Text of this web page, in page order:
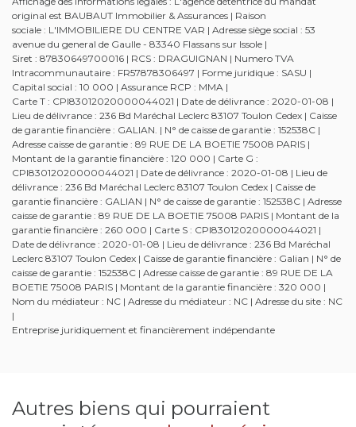
original est BAUBAUT Immobilier & Assurances | Raison
sociale : L'IMMOBILIERE DU CENTRE VAR | Adresse siège social : 53
avenue du general de Gaulle - 83340 Flassans sur Issole |
Siret : 87830649700016 | RCS : DRAGUIGNAN | Numero TVA
Intracommunautaire : FR57878306497 | Forme juridique : SASU |
Capital social : 10 000 | Assurance RCP : MMA |
Carte T : CPI83012020000044021 | Date de délivrance : 2020-01-08 |
Lieu de délivrance : 236 Bd Maréchal Leclerc 83107 Toulon Cedex | Caisse
de garantie financière : GALIAN. | N° de caisse de garantie : 152538C |
Adresse caisse de garantie : 89 RUE DE LA BOETIE 75008 PARIS |
Montant de la garantie financière : 120 000 | Carte G :
CPI83012020000044021 | Date de délivrance : 2020-01-08 | Lieu de
délivrance : 236 Bd Maréchal Leclerc 83107 Toulon Cedex | Caisse de
garantie financière : GALIAN | N° de caisse de garantie : 152538C | Adresse
caisse de garantie : 89 RUE DE LA BOETIE 75008 PARIS | Montant de la
garantie financière : 260 000 | Carte S : CPI83012020000044021 |
Date de délivrance : 2020-01-08 | Lieu de délivrance : 236 Bd Maréchal
Leclerc 83107 Toulon Cedex | Caisse de garantie financière : Galian | N° de
caisse de garantie : 152538C | Adresse caisse de garantie : 89 RUE DE LA
BOETIE 75008 PARIS | Montant de la garantie financière : 320 000 |
Nom du médiateur : NC | Adresse du médiateur : NC | Adresse du site : NC
|
Entreprise juridiquement et financièrement indépendante
Autres biens qui pourraient